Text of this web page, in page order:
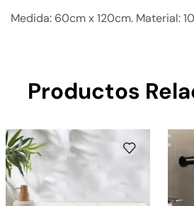
Medida: 60cm x 120cm. Material:
Productos